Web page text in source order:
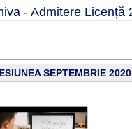
- Admitere Licență
SEPTEMBRIE 2020